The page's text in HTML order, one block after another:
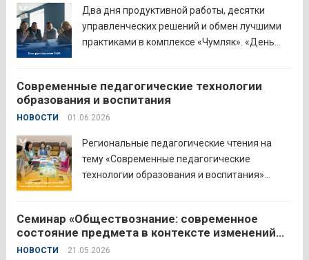
Наталья Сергеевна Иванова подчеркнула
важность очных практических встреч для...
Два дня продуктивной работы, десятки
управленческих решений и обмен лучшими
практиками в комплексе «Чумляк». «День
управления образованием для обсуждения
ключевых задач и развития системы
образования региона. Заместитель
губернатора по социальной политике
Наталья...
Современные педагогические технологии
образования и воспитания
НОВОСТИ 01.06.2026
Региональные педагогические чтения на
тему «Современные педагогические
технологии образования и воспитания»
Шадринска. Основная цель Педагогических
чтений — освещение тенденций учебно-
воспитательного процесса с учетом новых
Семинар «Обществознание: современное
состояние предмета в контексте изменений
законодательства и введения единых
НОВОСТИ 21.05.2026